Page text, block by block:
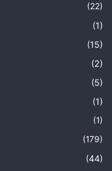
(22)
(1)
(15)
(2)
(5)
(1)
(1)
(179)
(44)